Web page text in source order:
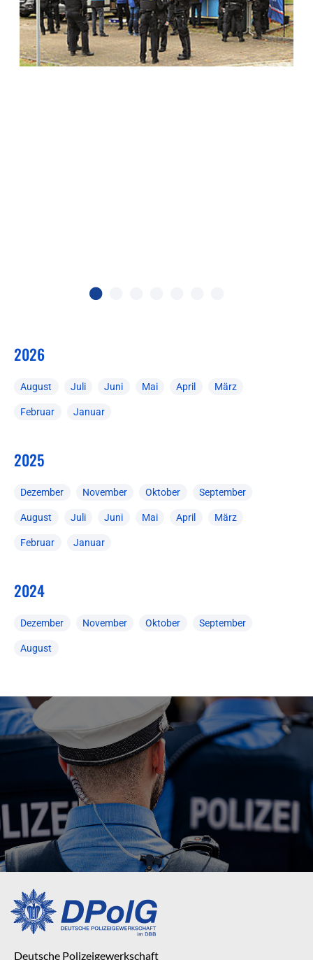
2026
August Juli Juni Mai April März
Februar Januar
2025
Dezember November Oktober September
August Juli Juni Mai April März
Februar Januar
2024
Dezember November Oktober September
August
Deutsche Polizeigewerkschaft